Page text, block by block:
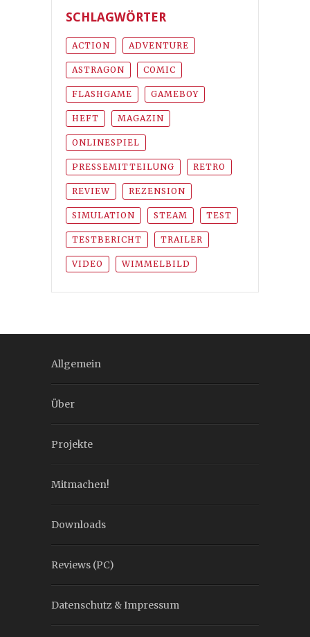
SCHLAGWÖRTER
ACTION ADVENTURE
ASTRAGON COMIC
FLASHGAME GAMEBOY
HEFT MAGAZIN
ONLINESPIEL
PRESSEMITTEILUNG RETRO
REVIEW REZENSION
SIMULATION STEAM TEST
TESTBERICHT TRAILER
VIDEO WIMMELBILD
Allgemein
Über
Projekte
Mitmachen!
Downloads
Reviews (PC)
Datenschutz & Impressum